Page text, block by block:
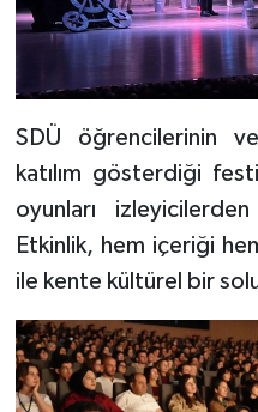
SDÜ öğrencilerinin
katılım gösterdiği
oyunları
Etkinlik, hem içeriği
ile kente kültürel bir